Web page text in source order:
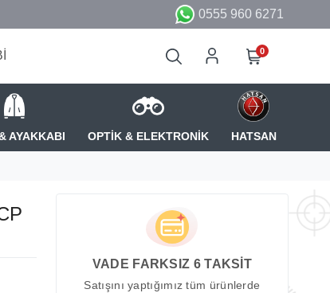
0555 960 6271
0
AYAKKABI OPTİK & ELEKTRONİK HATSAN
VADE FARKSIZ 6 TAKSİT
Satışını yaptığımız tüm ürünlerde